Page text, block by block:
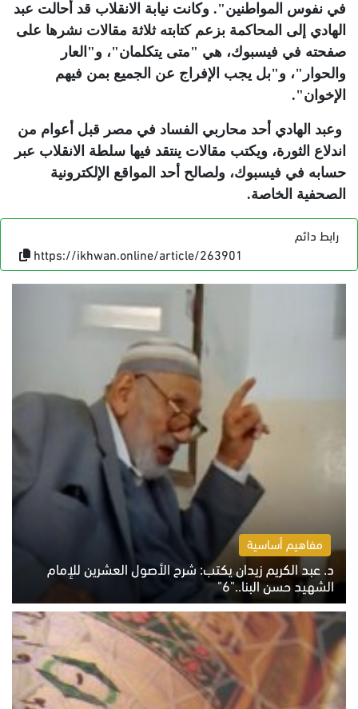
في نفوس المواطنين". وكانت نيابة الانقلاب قد أحالت عبد
الهادي إلى المحاكمة بزعم كتابته ثلاثة مقالات نشرها على
صفحته في فيسبوك، هي "متى يتكلمان"، و"العار
والحوار"، و"بل يجب الإفراج عن الجميع بمن فيهم
الإخوان".
وعبد الهادي أحد محاربي الفساد في مصر قبل أعوام من
اندلاع الثورة، ويكتب مقالات ينتقد فيها سلطة الانقلاب عبر
حسابه في فيسبوك، ولصالح أحد المواقع الإلكترونية
الصحفية الخاصة.
رابط دائم
https://ikhwan.online/article/263901
مفاهيم أساسية
د. عبد الكريم زيدان يكتب: شرح الأصول العشرين للإمام
الشهيد حسن البنا.."6"
الاثنين 10 أغسطس 2026 10:48 ص